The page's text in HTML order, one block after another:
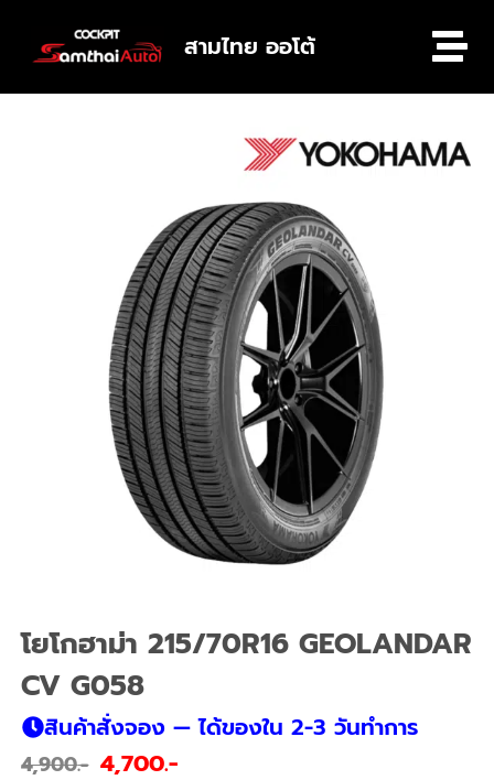
สามไทย ออโต้
โยโกฮาม่า 215/70R16 GEOLANDAR
CV G058
สินค้าสั่งจอง — ได้ของใน 2-3 วันทำการ
4,900 4,700